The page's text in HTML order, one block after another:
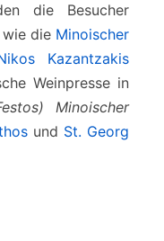
die Besucher
die Minoischer
Kazantzakis
Weinpresse in
Minoischer
und St. Georg